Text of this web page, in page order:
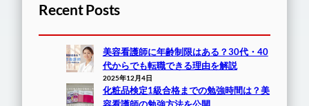
Recent Posts
美容看護師に年齢制限はある？30代・40
代からでも転職できる理由を解説
2025年12月4日
化粧品検定1級合格までの勉強時間は？美